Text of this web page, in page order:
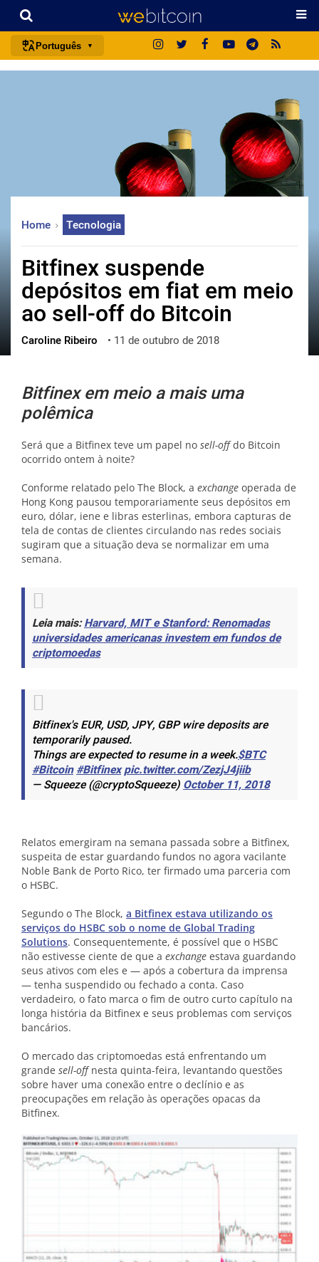
Português
中文
한국어
العربية
ไทย
ქართული
vietnamese
Home Tecnologia
Bitfinex suspende
depósitos em fiat em meio
ao sell-off do Bitcoin
Caroline Ribeiro • 11 de outubro de 2018
Bitfinex em meio a mais uma
polêmica
Será que a Bitfinex teve um papel no sell-offdo Bitcoin
ocorrido ontem à noite?
Conforme relatado pelo The Block, a exchange operada de
Hong Kong pausou temporariamente seus depósitos em
euro, dólar, iene e libras esterlinas, embora capturas de
tela de contas de clientes circulando nas redes sociais
sugiram que a situação deva se normalizar em uma
semana.
Leia mais:Harvard, MIT e Stanford: Renomadas
universidades americanas investem em fundos de
criptomoedas
Bitfinex's EUR, USD, JPY, GBP wire deposits are
temporarily paused.
Things are expected to resume in a week.$BTC
#Bitcoin#Bitfinexpic.twitter.com/ZezjJ4jiib
— Squeeze (@cryptoSqueeze)October 11, 2018
Relatos emergiram na semana passada sobre a Bitfinex,
suspeita de estar guardando fundos no agora vacilante
Noble Bank de Porto Rico, ter firmado uma parceria com
o HSBC.
Segundo o The Block, a Bitfinex estava utilizando os
serviços do HSBC sob o nome de Global Trading
Solutions. Consequentemente, é possível que o HSBC
não estivesse ciente de que a exchange estava guardando
seus ativos com eles e — após a cobertura da imprensa
— tenha suspendido ou fechado a conta. Caso
verdadeiro, o fato marca o fim de outro curto capítulo na
longa história da Bitfinex e seus problemas com serviços
bancários.
O mercado das criptomoedas está enfrentando um
grande sell-offnesta quinta-feira, levantando questões
sobre haver uma conexão entre o declínio e as
preocupações em relação às operações opacas da
Bitfinex.